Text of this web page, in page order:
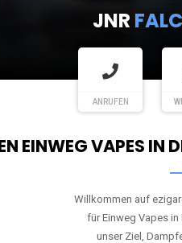
JNR
ANRUFEN
EINWEG VAPES IN
Willkommen auf
für Einweg Vapes
unser Ziel,